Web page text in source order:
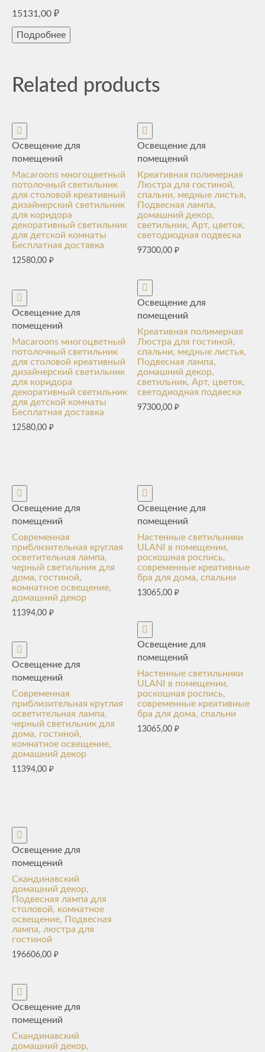
15131,00 ₽
Подробнее
Related products
Освещение для
помещений
Macaroons многоцветный
потолочный светильник
для столовой креативный
дизайнерский светильник
для коридора
декоративный светильник
для детской комнаты
Бесплатная доставка
12580,00 ₽
Освещение для
помещений
Macaroons многоцветный
потолочный светильник
для столовой креативный
дизайнерский светильник
для коридора
декоративный светильник
для детской комнаты
Бесплатная доставка
12580,00 ₽
Освещение для
помещений
Креативная полимерная
Люстра для гостиной,
спальни, медные листья,
Подвесная лампа,
домашний декор,
светильник, Арт, цветок,
светодиодная подвеска
97300,00₽
Освещение для
помещений
Креативная полимерная
Люстра для гостиной,
спальни, медные листья,
Подвесная лампа,
домашний декор,
светильник, Арт, цветок,
светодиодная подвеска
97300,00₽
Освещение для
помещений
Современная
приблизительная круглая
осветительная лампа,
черный светильник для
дома, гостиной,
комнатное освещение,
домашний декор
11394,00 ₽
Освещение для
помещений
Современная
приблизительная круглая
осветительная лампа,
черный светильник для
дома, гостиной,
комнатное освещение,
домашний декор
11394,00 ₽
Освещение для
помещений
Настенные светильники
ULANI в помещении,
роскошная роспись,
современные креативные
бра для дома, спальни
13065,00₽
Освещение для
помещений
Настенные светильники
ULANI в помещении,
роскошная роспись,
современные креативные
бра для дома, спальни
13065,00₽
Освещение для
помещений
Скандинавский
домашний декор,
Подвесная лампа для
столовой, комнатное
освещение, Подвесная
лампа, люстра для
гостиной
196606,00 ₽
Освещение для
помещений
Скандинавский
домашний декор,